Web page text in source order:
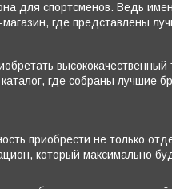
для спортсменов. Ведь
где представлены
где собраны лучшие
приобрести не только
который максимально